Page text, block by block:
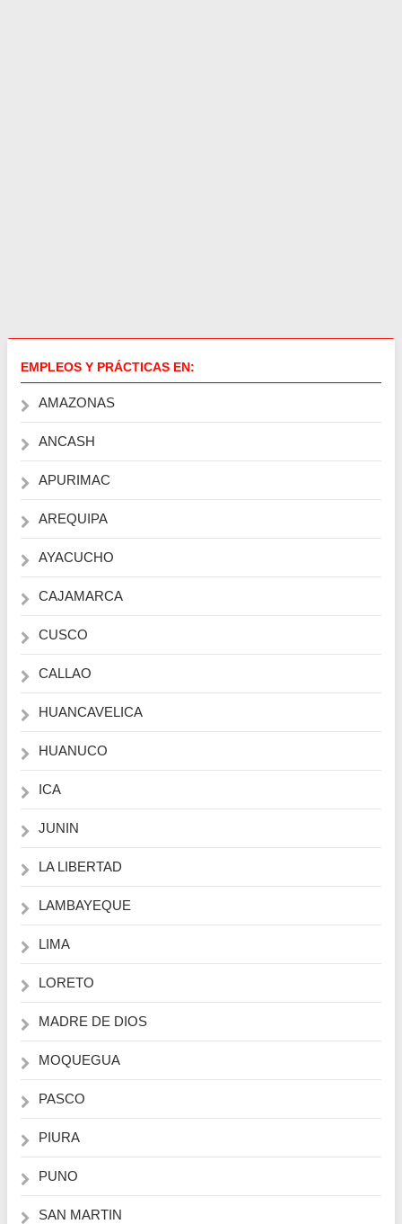
EMPLEOS Y PRÁCTICAS EN:
AMAZONAS
ANCASH
APURIMAC
AREQUIPA
AYACUCHO
CAJAMARCA
CUSCO
CALLAO
HUANCAVELICA
HUANUCO
ICA
JUNIN
LA LIBERTAD
LAMBAYEQUE
LIMA
LORETO
MADRE DE DIOS
MOQUEGUA
PASCO
PIURA
PUNO
SAN MARTIN